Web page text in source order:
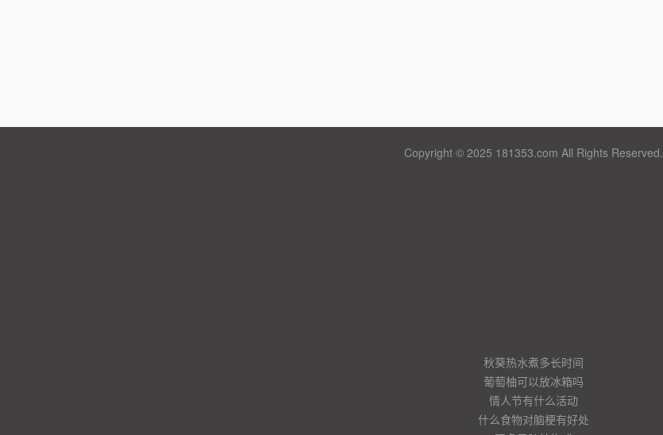
Copyright © 2025 181353.com All Rights Reserved.
秋葵热水煮多长时间
葡萄柚可以放冰箱吗
情人节有什么活动
什么食物对脑梗有好处